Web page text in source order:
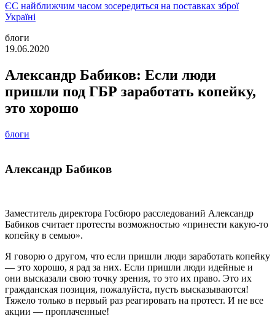
ЄС найближчим часом зосередиться на поставках зброї
Україні
блоги
19.06.2020
Александр Бабиков: Если люди
пришли под ГБР заработать копейку,
это хорошо
блоги
Александр Бабиков
Заместитель директора Госбюро расследований Александр
Бабиков считает протесты возможностью «принести какую-то
копейку в семью».
Я говорю о другом, что если пришли люди заработать копейку
— это хорошо, я рад за них. Если пришли люди идейные и
они высказали свою точку зрения, то это их право. Это их
гражданская позиция, пожалуйста, пусть высказываются!
Тяжело только в первый раз реагировать на протест. И не все
акции — проплаченные!